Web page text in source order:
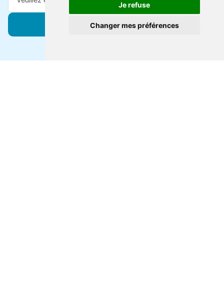
Je refuse
Changer mes préférences
S'abonner